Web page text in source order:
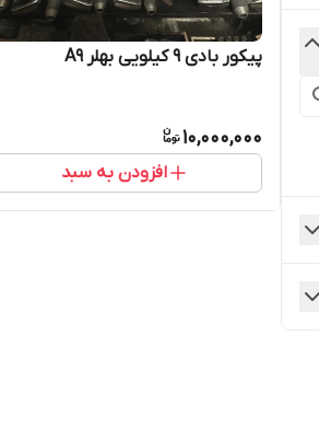
پیکور بادی ۹ کیلویی بهلر A9
10,000,000
افزودن به سبد